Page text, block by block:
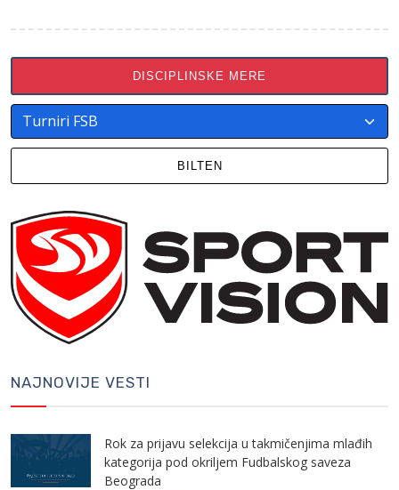
DISCIPLINSKE MERE
BILTEN
NAJNOVIJE VESTI
Rok za prijavu selekcija u takmičenjima mlađih
kategorija pod okriljem Fudbalskog saveza
Beograda